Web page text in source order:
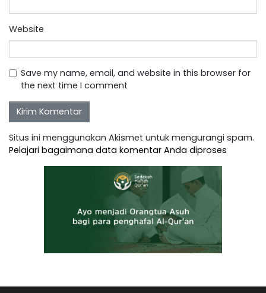
Website
Save my name, email, and website in this browser for
the next time I comment
Situs ini menggunakan Akismet untuk mengurangi spam.
Pelajari bagaimana data komentar Anda diproses